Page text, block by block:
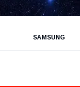
SAMSUNG